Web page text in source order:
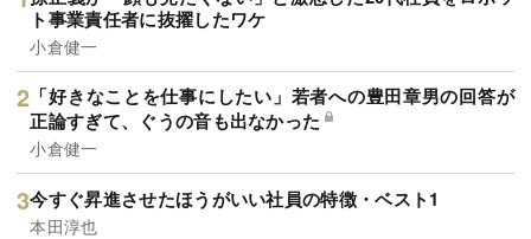
ト事業責任者に抜擢したワケ
小倉健一
「好きなことを仕事にしたい」若者への豊田章男の回答が
正論すぎて、ぐうの音も出なかった
小倉健一
今すぐ昇進させたほうがいい社員の特徴・ベスト1
本田淳也